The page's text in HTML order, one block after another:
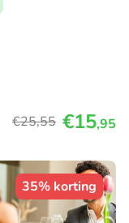
€25,55 €15,95
35% korting